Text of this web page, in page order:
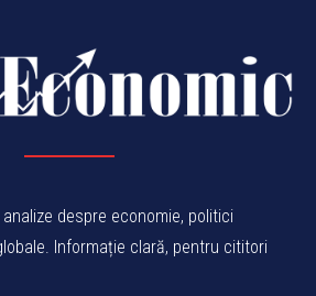
despre economie, politici
Informație clară, pentru cititori